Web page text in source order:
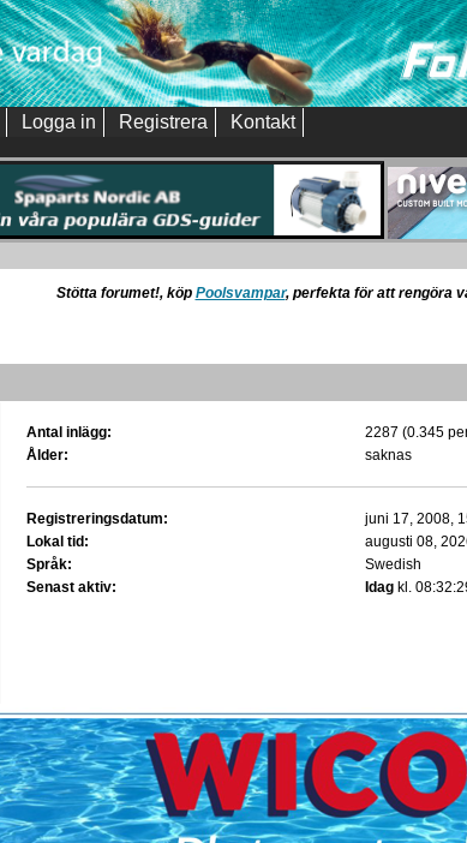
Logga in Registrera Kontakt
Stötta forumet!, köp Poolsvampar, perfekta för att rengöra
Antal inlägg:
2287 (0.345
Ålder:
saknas
Registreringsdatum:
juni 17, 2008,
Lokal tid:
augusti 08,
Språk:
Swedish
Senast aktiv:
Idagkl.